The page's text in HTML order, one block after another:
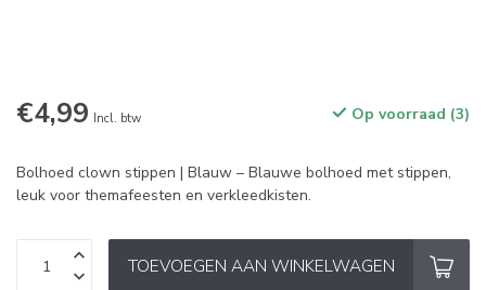
€4,99 Incl. btw Op voorraad (3)
Bolhoed clown stippen | Blauw – Blauwe bolhoed met stippen,
leuk voor themafeesten en verkleedkisten.
TOEVOEGEN AAN WINKELWAGEN